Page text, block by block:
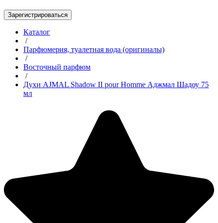
Зарегистрироваться
Каталог
/
Парфюмерия, туалетная вода (оригиналы)
/
Восточный парфюм
/
Духи AJMAL Shadow II pour Homme Аджмал Шадоу 75
мл